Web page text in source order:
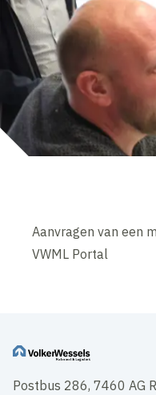
Aanvragen van een
VWML Portal
Postbus 286, 7460 AG